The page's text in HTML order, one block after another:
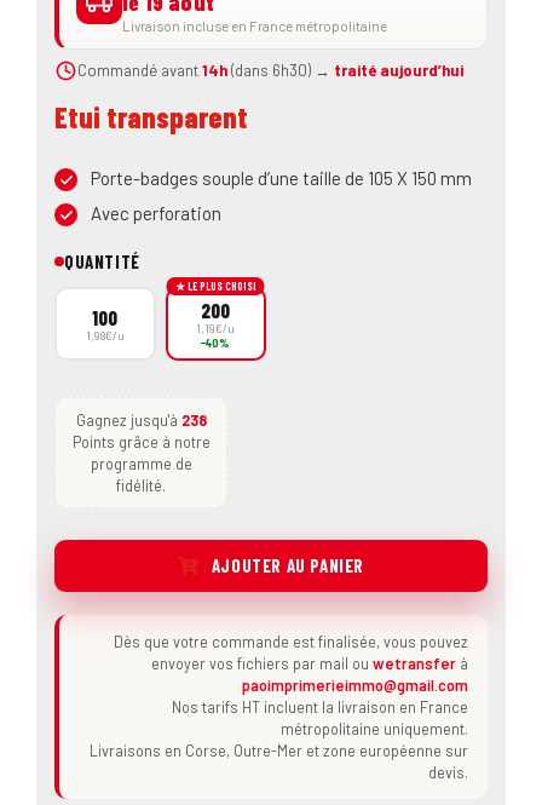
Livraison incluse en France métropolitaine
Commandé avant14h(dans 6h30) → traité aujourd’hui
Etui transparent
Porte-badges souple d’une taille de 105 X 150 mm
Avec perforation
QUANTITÉ
100
1,98€/u
★ LE PLUS CHOISI
200
1,19€/u
−40%
Gagnez jusqu'à 238
Points grâce à notre
programme de
fidélité.
AJOUTER AU PANIER
Dès que votre commande est finalisée, vous pouvez
envoyer vos fichiers par mail ou wetransfer à
paoimprimerieimmo@gmail.com
Nos tarifs HT incluent la livraison en France
métropolitaine uniquement.
Livraisons en Corse, Outre-Mer et zone européenne sur
devis.